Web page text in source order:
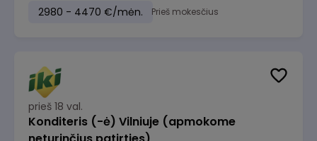
2980 - 4470 €/mėn. Prieš mokesčius
prieš 18 val.
Konditeris (-ė) Vilniuje (apmokome